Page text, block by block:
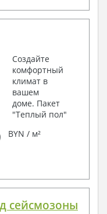
Создайте
комфортный
климат в
вашем
доме. Пакет
"Теплый пол"
BYN / м²
сейсмозоны